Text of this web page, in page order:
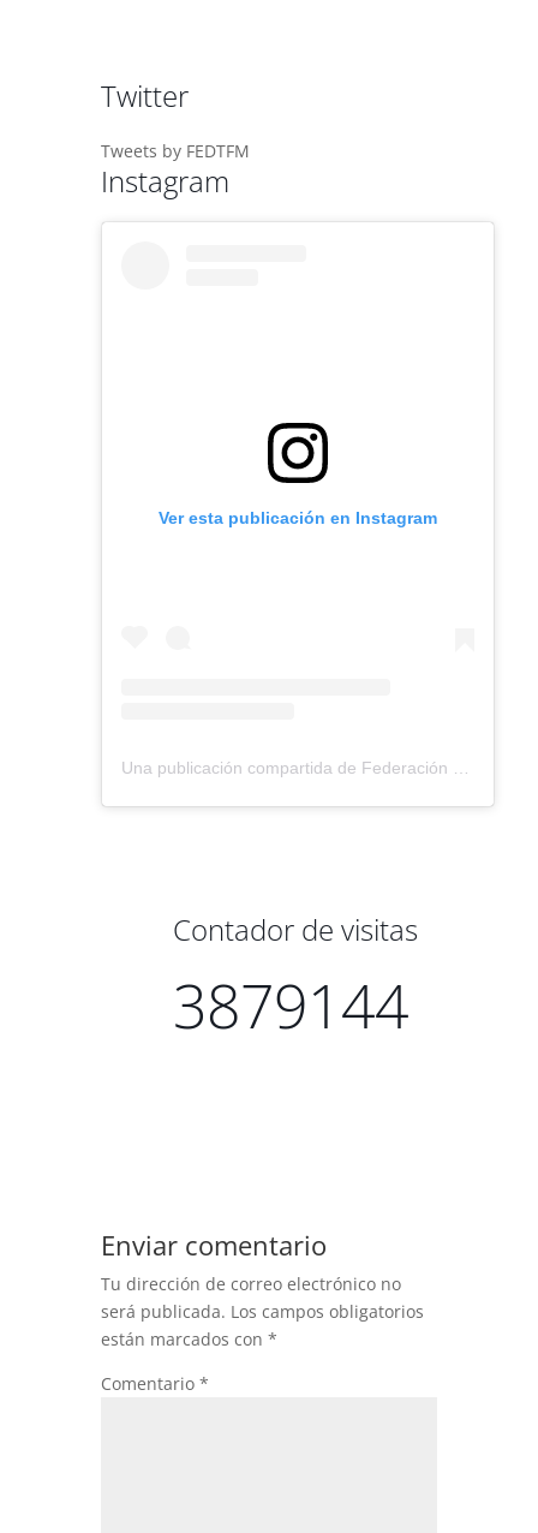
Twitter
Tweets by FEDTFM
Instagram
Ver esta publicación en Instagram
Una publicación compartida de Federación Montañismo Tenerife (@federacion_montanismo_tenerife)
Contador de visitas
3879144
Enviar comentario
Tu dirección de correo electrónico no
será publicada. Los campos obligatorios
están marcados con *
Comentario *